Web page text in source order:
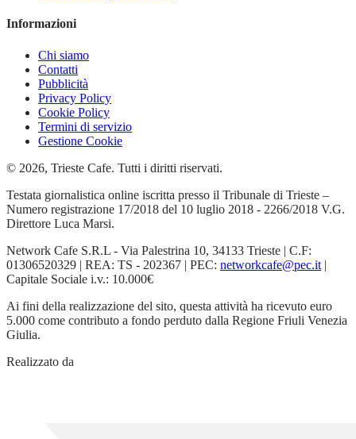
Informazioni
Chi siamo
Contatti
Pubblicità
Privacy Policy
Cookie Policy
Termini di servizio
Gestione Cookie
© 2026, Trieste Cafe. Tutti i diritti riservati.
Testata giornalistica online iscritta presso il Tribunale di Trieste –
Numero registrazione 17/2018 del 10 luglio 2018 - 2266/2018 V.G.
Direttore Luca Marsi.
Network Cafe S.R.L - Via Palestrina 10, 34133 Trieste | C.F:
01306520329 | REA: TS - 202367 | PEC: networkcafe@pec.it |
Capitale Sociale i.v.: 10.000€
Ai fini della realizzazione del sito, questa attività ha ricevuto euro
5.000 come contributo a fondo perduto dalla Regione Friuli Venezia
Giulia.
Realizzato da